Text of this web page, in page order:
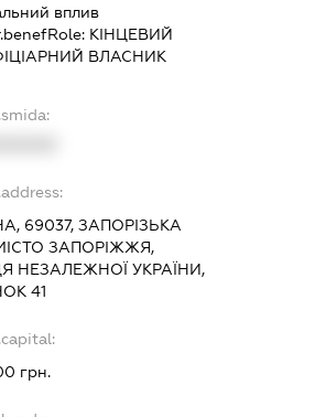
вплив
КІНЦЕВИЙ
ВЛАСНИК
69037, ЗАПОРІЗЬКА
ЗАПОРІЖЖЯ,
НЕЗАЛЕЖНОЇ УКРАЇНИ,
41
грн.